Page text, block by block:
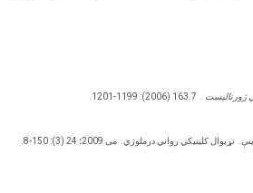
ژورناليست .
163.7 (2006): 1199-1201.
نړیوال کلینیکي رواني درملوژي. می 2009؛ 24 (3): 150-8.